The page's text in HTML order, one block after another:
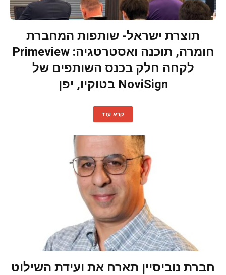
תוצרת ישראל- שותפות המחברת
חומרה, תוכנה ואסטרטגיה: Primeview
לקחה חלק בכנס השותפים של
NoviSign בטוקיו, יפן
קרא עוד
חברת נוביסיין תארח את ועידת השילוט